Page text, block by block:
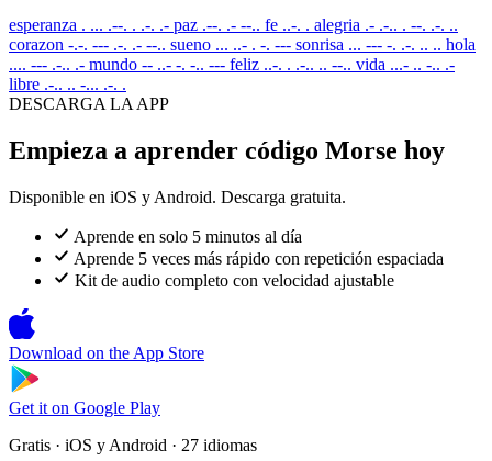
esperanza . ... .--. . .-. .- paz .--. .- --.. fe ..-. . alegria .- .-.. . --. .-. ..
corazon -.-. --- .-. .- --.. sueno ... ..- . -. --- sonrisa ... --- -. .-. .. .. hola
.... --- .-.. .- mundo -- ..- -. -.. --- feliz ..-. . .-.. .. --.. vida ...- .. -.. .-
libre .-.. .. -... .-. .
DESCARGA LA APP
Empieza a aprender código Morse hoy
Disponible en iOS y Android. Descarga gratuita.
Aprende en solo 5 minutos al día
Aprende 5 veces más rápido con repetición espaciada
Kit de audio completo con velocidad ajustable
Download on the App Store
Get it on Google Play
Gratis · iOS y Android · 27 idiomas